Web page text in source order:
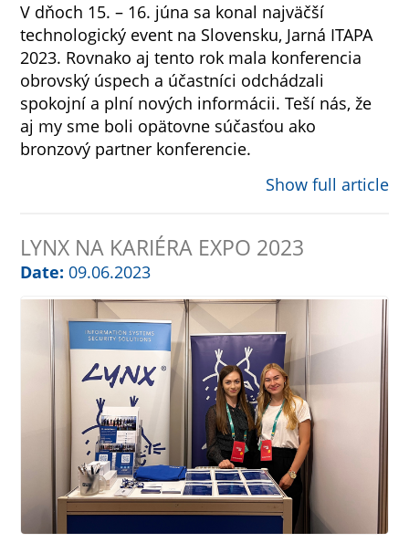
V dňoch 15. – 16. júna sa konal najväčší
technologický event na Slovensku, Jarná ITAPA
2023. Rovnako aj tento rok mala konferencia
obrovský úspech a účastníci odchádzali
spokojní a plní nových informácii. Teší nás, že
aj my sme boli opätovne súčasťou ako
bronzový partner konferencie.
Show full article
LYNX NA KARIÉRA EXPO 2023
Date: 09.06.2023